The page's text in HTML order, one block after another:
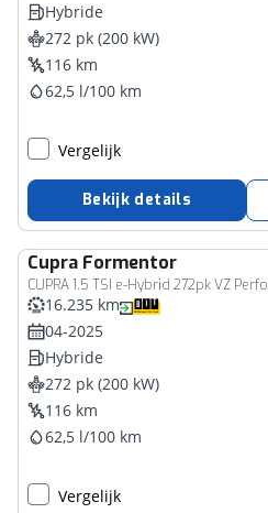
Hybride
272 pk (200 kW)
116 km
62,5 l/100 km
Vergelijk
Bekijk details
Cupra Formentor
CUPRA 1.5 TSI e-Hybrid 272pk VZ
16.235 km
04-2025
Hybride
272 pk (200 kW)
116 km
62,5 l/100 km
Vergelijk